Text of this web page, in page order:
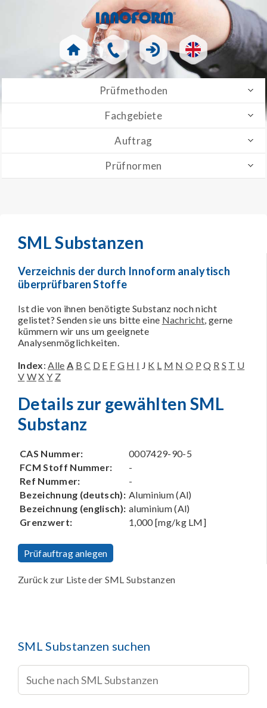
Prüfmethoden
Fachgebiete
Auftrag
Prüfnormen
SML Substanzen
Verzeichnis der durch Innoform analytisch
überprüfbaren Stoffe
Ist die von ihnen benötigte Substanz noch nicht
gelistet? Senden sie uns bitte eine Nachricht, gerne
kümmern wir uns um geeignete
Analysenmöglichkeiten.
Index:Alle A B C D E F G H I J K L M N O P Q R S T U
V WX Y Z
Details zur gewählten SML
Substanz
CAS Nummer:
0007429-90-5
FCM Stoff Nummer:
-
Ref Nummer:
-
Bezeichnung (deutsch): Aluminium (Al)
Bezeichnung (englisch): aluminium (Al)
Grenzwert:
1,000 [mg/kg LM]
Prüfauftrag anlegen
Zurück zur Liste der SML Substanzen
SML Substanzen suchen